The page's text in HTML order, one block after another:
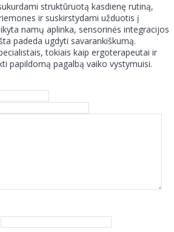
struktūruotą kasdienę rutiną,
ir suskirstydami užduotis į
namų aplinka, sensorinės integracijos
padeda ugdyti savarankiškumą.
tokiais kaip ergoterapeutai ir
papildomą pagalbą vaiko vystymuisi.